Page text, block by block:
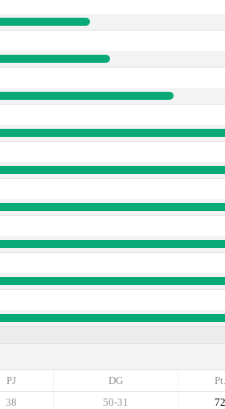
Pt.
DG
PJ
72
50-31
38